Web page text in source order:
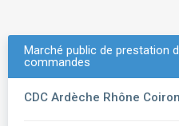
Marché public de prestation
commandes
CDC Ardèche Rhône Coiron